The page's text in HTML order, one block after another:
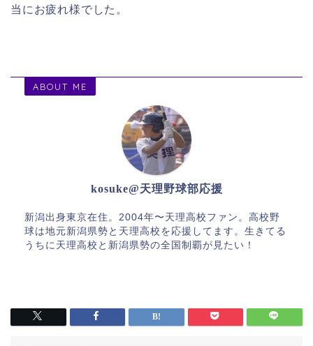
当にお疲れ様でした。
ABOUT ME
kosuke@天理野球部応援
新潟出身東京在住。2004年〜天理高校ファン。高校野
球は地元新潟県勢と天理高校を応援してます。生きてる
うちに天理高校と新潟県勢の全国制覇が見たい！